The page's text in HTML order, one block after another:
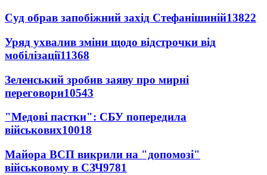
Суд обрав запобіжний захід Стефанішиній13822
Уряд ухвалив зміни щодо відстрочки від
мобілізації11368
Зеленський зробив заяву про мирні
переговори10543
"Медові пастки": СБУ попередила
військових10018
Майора ВСП викрили на "допомозі"
військовому в СЗЧ9781